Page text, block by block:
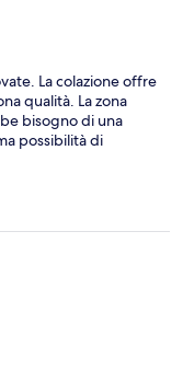
La colazione offre
qualità. La zona
bisogno di una
possibilità di